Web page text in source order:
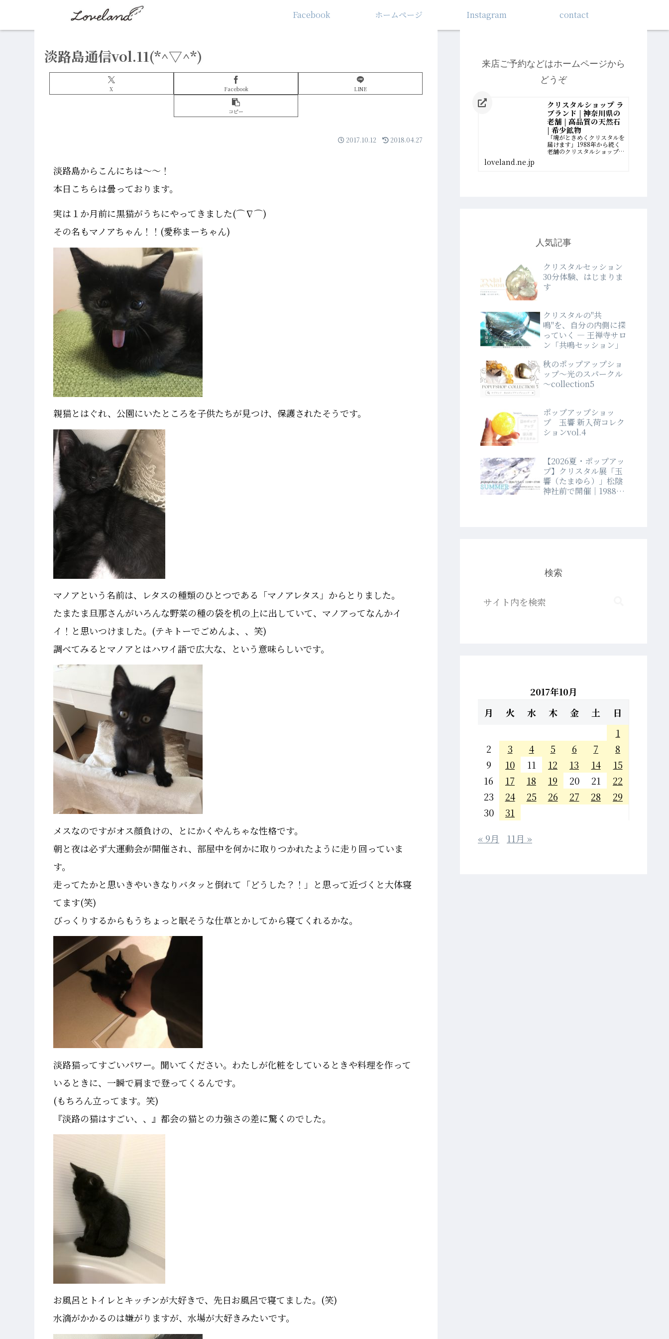
Facebook ホームぺージ Instagram contact
淡路島通信vol.11(*^▽^*)
X Facebook LINE
コピー
2017.10.12 2018.04.27
淡路島からこんにちは～～！
本日こちらは曇っております。
実は１か月前に黒猫がうちにやってきました(⌒∇⌒)
その名もマノアちゃん！！(愛称まーちゃん)
親猫とはぐれ、公園にいたところを子供たちが見つけ、保護されたそうです。
マノアという名前は、レタスの種類のひとつである「マノアレタス」からとりました。
たまたま旦那さんがいろんな野菜の種の袋を机の上に出していて、マノアってなんかイ
イ！と思いつけました。(テキトーでごめんよ、、笑)
調べてみるとマノアとはハワイ語で広大な、という意味らしいです。
メスなのですがオス顔負けの、とにかくやんちゃな性格です。
朝と夜は必ず大運動会が開催され、部屋中を何かに取りつかれたように走り回っていま
す。
走ってたかと思いきやいきなりバタッと倒れて「どうした？！」と思って近づくと大体寝
てます(笑)
びっくりするからもうちょっと眠そうな仕草とかしてから寝てくれるかな。
淡路猫ってすごいパワー。聞いてください。わたしが化粧をしているときや料理を作って
いるときに、一瞬で肩まで登ってくるんです。
(もちろん立ってます。笑)
『淡路の猫はすごい、、』都会の猫との力強さの差に驚くのでした。
お風呂とトイレとキッチンが大好きで、先日お風呂で寝てました。(笑)
水滴がかかるのは嫌がりますが、水場が大好きみたいです。
来店ご予約などはホームページから
どうぞ
クリスタルショップ ラ
ブランド | 神奈川県の
老舗 | 高品質の天然石
| 希少鉱物
「魂がときめくクリスタルを
届けます」1988年から続く
老舗のクリスタルショップ。
loveland.ne.jp
人気記事
クリスタルセッション
30分体験、はじまりま
す
クリスタルの"共
鳴"を、自分の内側に探
っていく ― 王禅寺サロ
ン「共鳴セッション」
秋のポップアップショ
ップ～光のスパークル
～collection5
ポップアップショッ
プ 玉響 新入荷コレク
ションvol.4
【2026夏・ポップアッ
プ】クリスタル展「玉
響（たまゆら）」松陰
神社前で開催｜1988年
検索
2017年10月
月
火 水 木 金 土
日
1
2
3 4 5 6 7
8
9
10 11 12 13 14
15
16
17 18 19 20 21
22
23
24 25 26 27 28
29
30
31
« 9月
11月 »